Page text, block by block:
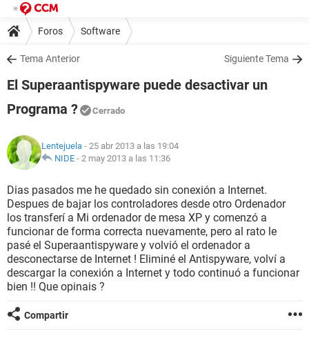
Foros Software
Tema Anterior Siguiente Tema
El Superaantispyware puede desactivar un
Programa ?
Cerrado
Lentejuela - 25 abr 2013 a las 19:04
NIDE - 2 may 2013 a las 11:36
Dias pasados me he quedado sin conexión a Internet.
Despues de bajar los controladores desde otro Ordenador
los transferí a Mi ordenador de mesa XP y comenzó a
funcionar de forma correcta nuevamente, pero al rato le
pasé el Superaantispyware y volvió el ordenador a
desconectarse de Internet ! Eliminé el Antispyware, volví a
descargar la conexión a Internet y todo continuó a funcionar
bien !! Que opinais ?
Compartir